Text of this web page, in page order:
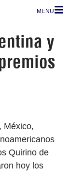
MENU
y
México,
Quirino de
hoy los